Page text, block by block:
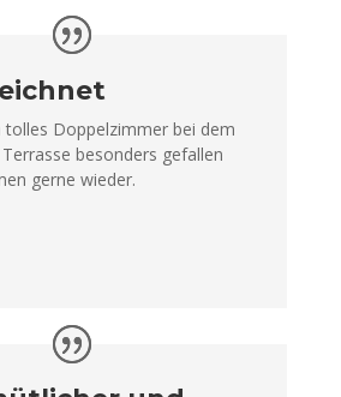
tolles Doppelzimmer bei dem
besonders gefallen
gerne wieder.